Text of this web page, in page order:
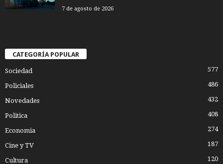
7 de agosto de 2026
CATEGORÍA POPULAR
Sociedad 577
Policiales 486
Novedades 432
Politica 408
Economia 274
Cine y TV 187
Cultura 120